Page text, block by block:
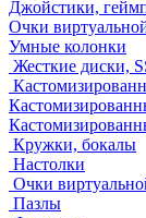
Джойстики,
Очки
Умные колонки
Жесткие диски,
Кружки, бокалы
Настолки
Очки
Пазлы